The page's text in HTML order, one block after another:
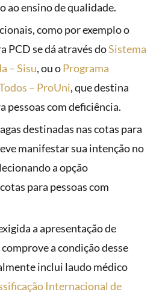
ao ensino de qualidade.
como por exemplo o
PCD se dá através doSistema
– Sisu, ou oPrograma
– ProUni, que destina
pessoas com deficiência.
destinadas nas cotas para
manifestar sua intenção no
a opção
para pessoas com
a apresentação de
a condição desse
inclui laudo médico
Internacional de